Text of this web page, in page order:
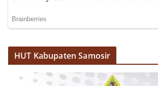
HUT Kabupaten Samosir